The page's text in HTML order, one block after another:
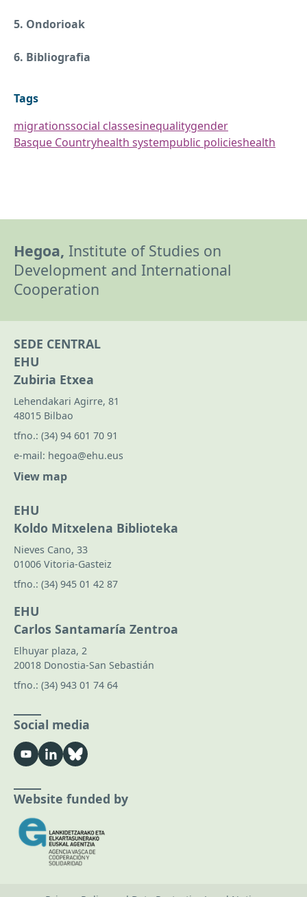
5. Ondorioak
6. Bibliografia
Tags
migrationssocial classesinequalitygender
Basque Countryhealth systempublic policieshealth
Hegoa, Institute of Studies on
Development and International
Cooperation
SEDE CENTRAL
EHU
Zubiria Etxea
Lehendakari Agirre, 81
48015 Bilbao
tfno.: (34) 94 601 70 91
e-mail: hegoa@ehu.eus
View map
EHU
Koldo Mitxelena Biblioteka
Nieves Cano, 33
01006 Vitoria-Gasteiz
tfno.: (34) 945 01 42 87
EHU
Carlos Santamaría Zentroa
Elhuyar plaza, 2
20018 Donostia-San Sebastián
tfno.: (34) 943 01 74 64
Social media
Website funded by